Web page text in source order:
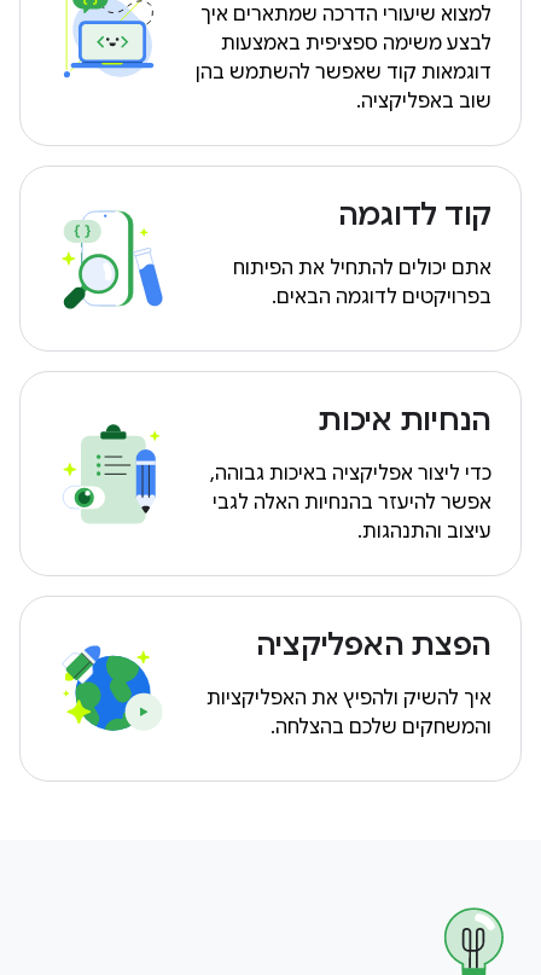
למצוא שיעורי הדרכה שמתארים איך
לבצע משימה ספציפית באמצעות
דוגמאות קוד שאפשר להשתמש בהן
שוב באפליקציה.
קוד לדוגמה
אתם יכולים להתחיל את הפיתוח
בפרויקטים לדוגמה הבאים.
הנחיות איכות
כדי ליצור אפליקציה באיכות גבוהה,
אפשר להיעזר בהנחיות האלה לגבי
עיצוב והתנהגות.
הפצת האפליקציה
איך להשיק ולהפיץ את האפליקציות
והמשחקים שלכם בהצלחה.